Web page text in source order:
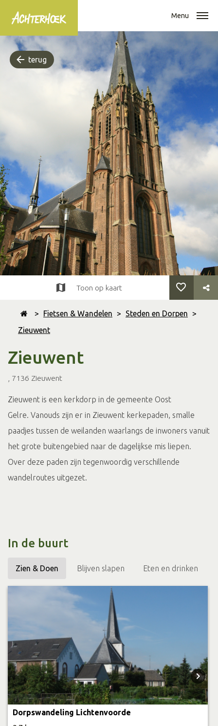
Menu
terug
> Fietsen & Wandelen > Steden en Dorpen >
Zieuwent
Zieuwent
, 7136 Zieuwent
Toon op kaart
Zieuwent is een kerkdorp in de gemeente Oost
Gelre. Vanouds zijn er in Zieuwent kerkepaden, smalle
paadjes tussen de weilanden waarlangs de inwoners vanuit
het grote buitengebied naar de dagelijkse mis liepen.
Over deze paden zijn tegenwoordig verschillende
wandelroutes uitgezet.
In de buurt
Zien & Doen Blijven slapen Eten en drinken
Dorpswandeling Lichtenvoorde